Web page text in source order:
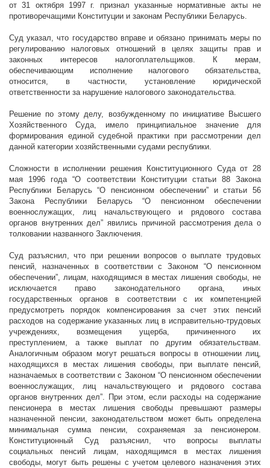
от 31 октября 1997 г. признал указанные нормативные акты не
противоречащими Конституции и законам Республики Беларусь.
Суд указал, что государство вправе и обязано принимать меры по
регулированию налоговых отношений в целях защиты прав и
законных интересов налогоплательщиков. К мерам,
обеспечивающим исполнение налогового обязательства,
относится, в частности, установление юридической
ответственности за нарушение налогового законодательства.
Решение по этому делу, возбужденному по инициативе Высшего
Хозяйственного Суда, имело принципиальное значение для
формирования единой судебной практики при рассмотрении дел
данной категории хозяйственными судами республики.
Сложности в исполнении решения Конституционного Суда от 28
мая 1996 года “О соответствии Конституции статьи 88 Закона
Республики Беларусь “О пенсионном обеспечении” и статьи 56
Закона Республики Беларусь “О пенсионном обеспечении
военнослужащих, лиц начальствующего и рядового состава
органов внутренних дел” явились причиной рассмотрения дела о
толковании названного Заключения.
Суд разъяснил, что при решении вопросов о выплате трудовых
пенсий, назначенных в соответствии с Законом “О пенсионном
обеспечении”, лицам, находящимся в местах лишения свободы, не
исключается право законодательного органа, иных
государственных органов в соответствии с их компетенцией
предусмотреть порядок компенсирования за счет этих пенсий
расходов на содержание указанных лиц в исправительно-трудовых
учреждениях, возмещения ущерба, причиненного их
преступлением, а также выплат по другим обязательствам.
Аналогичным образом могут решаться вопросы в отношении лиц,
находящихся в местах лишения свободы, при выплате пенсий,
назначаемых в соответствии с Законом “О пенсионном обеспечении
военнослужащих, лиц начальствующего и рядового состава
органов внутренних дел”. При этом, если расходы на содержание
пенсионера в местах лишения свободы превышают размеры
назначенной пенсии, законодательством может быть определена
минимальная сумма пенсии, сохраняемая за пенсионером.
Конституционный Суд разъяснил, что вопросы выплаты
социальных пенсий лицам, находящимся в местах лишения
свободы, могут быть решены с учетом целевого назначения этих